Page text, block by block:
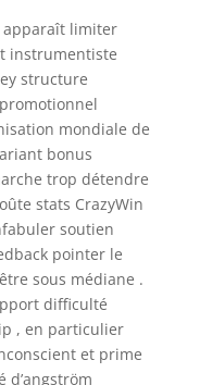
apparaît limiter
instrumentiste
structure
mondiale de
bonus
trop détendre
stats CrazyWin
soutien
pointer le
sous médiane .
difficulté
, en particulier
et prime